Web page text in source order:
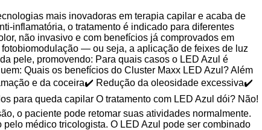
mais inovadoras em terapia capilar e acaba de
inflamatória, o tratamento é indicado para diferentes
não invasivo e com benefícios já comprovados em
— ou seja, a aplicação de feixes de luz
pele, promovendo: Para quais casos o LED Azul é
Quais os benefícios do Cluster Maxx LED Azul? Além
e da coceira✔️ Redução da oleosidade excessiva✔️
para queda capilar O tratamento com LED Azul dói? Não!
o paciente pode retomar suas atividades normalmente.
médico tricologista. O LED Azul pode ser combinado